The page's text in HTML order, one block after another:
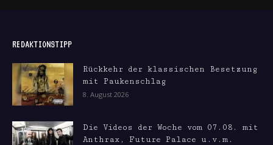
REDAKTIONSTIPP
Rückkehr der klassischen Besetzung
mit Paukenschlag
8. August 2026
Die Videos der Woche vom 07.08. mit
Anthrax, Future Palace u.v.m.